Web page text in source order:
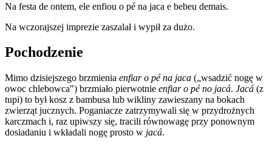
Na festa de ontem, ele enfiou o pé na jaca e bebeu demais.
Na wczorajszej imprezie zaszalał i wypił za dużo.
Pochodzenie
Mimo dzisiejszego brzmienia enfiar o pé na jaca („wsadzić nogę w
owoc chlebowca") brzmiało pierwotnie enfiar o pé no jacá. Jacá (z
tupi) to był kosz z bambusa lub wikliny zawieszany na bokach
zwierząt jucznych. Poganiacze zatrzymywali się w przydrożnych
karczmach i, raz upiwszy się, tracili równowagę przy ponownym
dosiadaniu i wkładali nogę prosto w jacá.